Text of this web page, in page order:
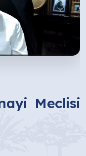
Meclisi